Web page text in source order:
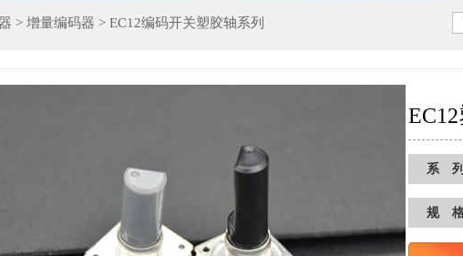
> 增量编码器 > EC12编码开关塑胶轴系列
系 列
规 格